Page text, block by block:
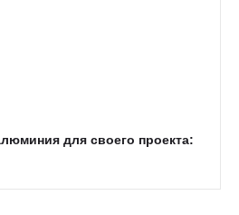
для своего проекта: